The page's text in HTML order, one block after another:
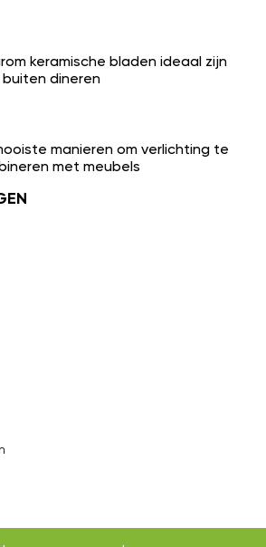
keramische bladen ideaal zijn
dineren
manieren om verlichting te
met meubels